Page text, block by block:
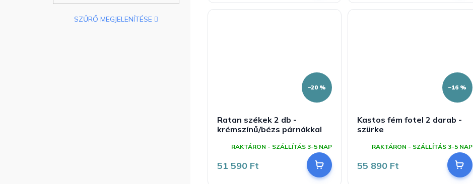
SZŰRŐ MEGJELENÍTÉSE
–20 %
Ratan székek 2 db -
krémszínű/bézs párnákkal
RAKTÁRON - SZÁLLÍTÁS 3-5 NAP
51 590 Ft
–16 %
Kastos fém fotel 2 darab -
szürke
RAKTÁRON - SZÁLLÍTÁS 3-5 NAP
55 890 Ft